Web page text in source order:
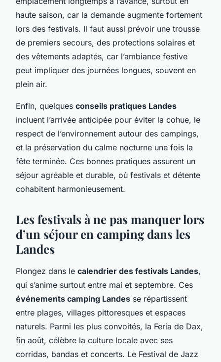
haute saison, car la demande augmente fortement
lors des festivals. Il faut aussi prévoir une trousse
de premiers secours, des protections solaires et
des vêtements adaptés, car l’ambiance festive
peut impliquer des journées longues, souvent en
plein air.
Enfin, quelques conseils pratiques Landes
incluent l’arrivée anticipée pour éviter la cohue, le
respect de l’environnement autour des campings,
et la préservation du calme nocturne une fois la
fête terminée. Ces bonnes pratiques assurent un
séjour agréable et durable, où festivals et détente
cohabitent harmonieusement.
Les festivals à ne pas manquer lors
d’un séjour en camping dans les
Landes
Plongez dans le calendrier des festivals Landes,
qui s’anime surtout entre mai et septembre. Ces
événements camping Landes se répartissent
entre plages, villages pittoresques et espaces
naturels. Parmi les plus convoités, la Feria de Dax,
fin août, célèbre la culture locale avec ses
corridas, bandas et concerts. Le Festival de Jazz